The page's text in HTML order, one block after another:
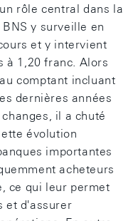
rôle central dans la
y surveille en
et y intervient
à 1,20 franc. Alors
comptant incluant
dernières années
il a chuté
évolution
importantes
acheteurs
ce qui leur permet
et d'assurer